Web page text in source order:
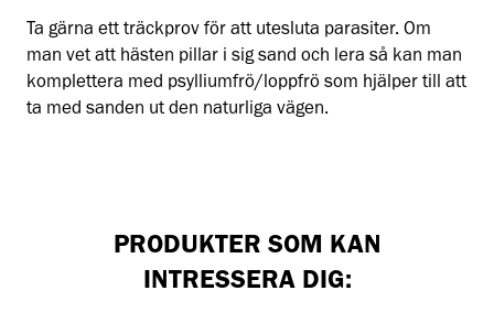
Ta gärna ett träckprov för att utesluta parasiter. Om
man vet att hästen pillar i sig sand och lera så kan man
komplettera med psylliumfrö/loppfrö som hjälper till att
ta med sanden ut den naturliga vägen.
PRODUKTER SOM KAN
INTRESSERA DIG: